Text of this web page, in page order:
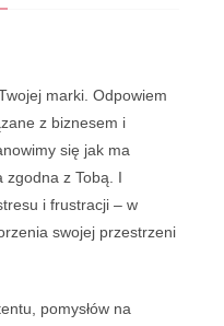
marki. Odpowiem
z biznesem i
się jak ma
zgodna z Tobą. I
i frustracji – w
swojej przestrzeni
pomysłów na